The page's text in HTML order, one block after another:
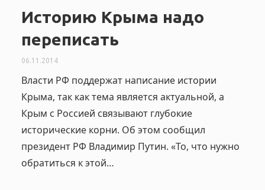
Историю Крыма надо
переписать
06.11.2014
Власти РФ поддержат написание истории
Крыма, так как тема является актуальной, а
Крым с Россией связывают глубокие
исторические корни. Об этом сообщил
президент РФ Владимир Путин. «То, что нужно
обратиться к этой…